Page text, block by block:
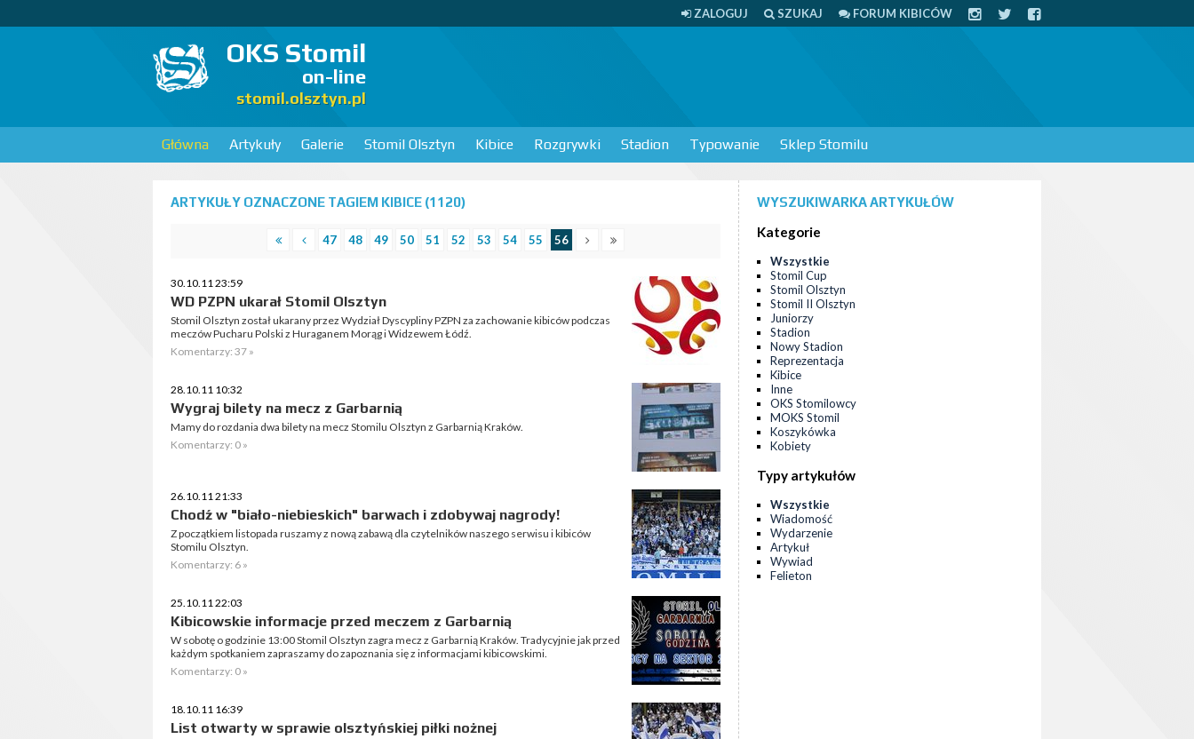
ZALOGUJ SZUKAJ FORUM KIBICÓW
OKS Stomil
on-line
stomil.olsztyn.pl
Główna Artykuły Galerie Stomil Olsztyn Kibice Rozgrywki Stadion Typowanie Sklep Stomilu
ARTYKUŁY OZNACZONE TAGIEM KIBICE (1120)
47 48 49 50 51 52 53 54 55 56
30.10.11 23:59
WD PZPN ukarał Stomil Olsztyn
Stomil Olsztyn został ukarany przez Wydział Dyscypliny PZPN za zachowanie kibiców podczas
meczów Pucharu Polski z Huraganem Morąg i Widzewem Łódź.
Komentarzy: 37 »
28.10.11 10:32
Wygraj bilety na mecz z Garbarnią
Mamy do rozdania dwa bilety na mecz Stomilu Olsztyn z Garbarnią Kraków.
Komentarzy: 0 »
26.10.11 21:33
Chodź w "biało-niebieskich" barwach i zdobywaj nagrody!
Z początkiem listopada ruszamy z nową zabawą dla czytelników naszego serwisu i kibiców
Stomilu Olsztyn.
Komentarzy: 6 »
25.10.11 22:03
Kibicowskie informacje przed meczem z Garbarnią
W sobotę o godzinie 13:00 Stomil Olsztyn zagra mecz z Garbarnią Kraków. Tradycyjnie jak przed
każdym spotkaniem zapraszamy do zapoznania się z informacjami kibicowskimi.
Komentarzy: 0 »
18.10.11 16:39
List otwarty w sprawie olsztyńskiej piłki nożnej
WYSZUKIWARKA ARTYKUŁÓW
Kategorie
Wszystkie
Stomil Cup
Stomil Olsztyn
Stomil II Olsztyn
Juniorzy
Stadion
Nowy Stadion
Reprezentacja
Kibice
Inne
OKS Stomilowcy
MOKS Stomil
Koszykówka
Kobiety
Typy artykułów
Wszystkie
Wiadomość
Wydarzenie
Artykuł
Wywiad
Felieton